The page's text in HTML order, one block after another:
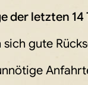
der letzten 14
gute